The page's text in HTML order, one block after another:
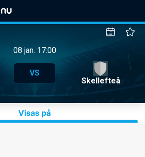
08 jan. 17:00
VS
Skellefteå
Visas på